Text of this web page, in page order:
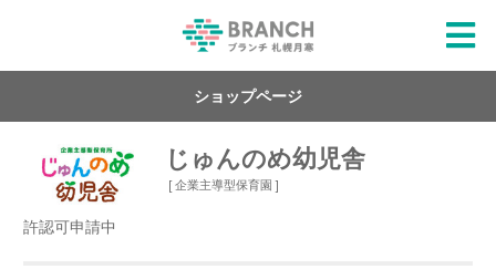
ショップページ
じゅんのめ幼児舎
[ 企業主導型保育園 ]
許認可申請中